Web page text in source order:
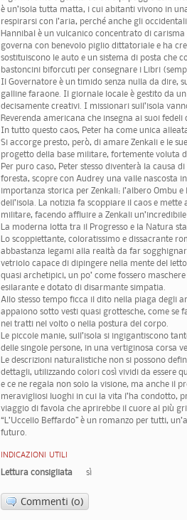
è un’isola tutta matta, i cui abitanti vivono in
respirarsi con l’aria, perché anche gli
Hannibal è un vulcanico concentrato di
governa con benevolo piglio dittatoriale e ha
sostituiscono le auto e un sistema di posta che
bastoncini biforcuti per consegnare i Libri
Il Governatore è un timido senza nulla da dire,
galline faraone. Il giornale locale è gestito da
decisamente creativi. I missionari sull’isola
Reverenda americana che insegna ai suoi
In tutto questo caos, Peter ha come unica
Si accorge presto, però, di amare Zenkali e le
progetto della base militare, fortemente voluta
Per puro caso, Peter stesso diventerà la causa
foresta, scopre con Audrey una valle nascosta
importanza storica per Zenkali: l’albero Ombu
dell’isola. La notizia fa scoppiare il caos e
militare, facendo affluire a Zenkali
La moderna lotta tra il Progresso e la Natura
Lo scoppiettante, coloratissimo e dissacrante
abbastanza legami alla realtà da far
vetriolo capace di dipingere nella mente del
quasi archetipici, un po’ come fossero
esilarante e dotato di disarmante simpatia.
Allo stesso tempo ficca il dito nella piaga degli
appaiono sotto vesti quasi grottesche, come
nei tratti nel volto o nella postura del corpo.
Le piccole manie, sull’isola si ingigantiscono
delle singole persone, in una vertiginosa corsa
Le descrizioni naturalistiche non si possono
dettagli, utilizzando colori così vividi da essere
e ce ne regala non solo la visione, ma anche il
meravigliosi luoghi in cui la vita l’ha condotto,
viaggio di favola che aprirebbe il cuore al più
“L’Uccello Beffardo” è un romanzo per tutti,
futuro.
INDICAZIONI UTILI
Lettura consigliata sì
Commenti (0)